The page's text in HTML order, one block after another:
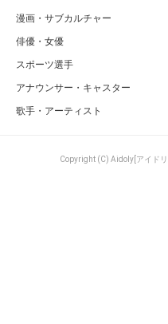
漫画・サブカルチャー
俳優・女優
スポーツ選手
アナウンサー・キャスター
歌手・アーティスト
Copyright (C) Aidoly[アイド